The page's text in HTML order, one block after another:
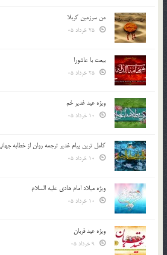
من سرزمین کربلا
بیعت با عاشورا
ویژه عید غدیر خم
کامل ترین پیام غدیر ترجمه روان از خطابه
ویژه میلاد امام هادی علیه السلام
ویژه عید قربان